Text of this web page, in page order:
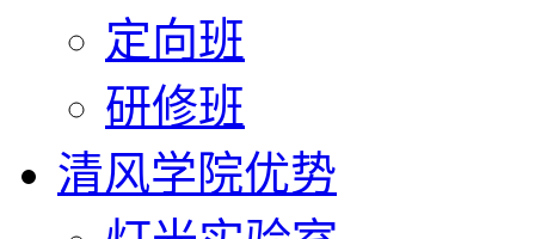
定向班
研修班
清风学院优势